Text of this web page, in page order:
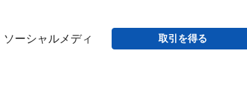
ーシャルメディ
取引を得る